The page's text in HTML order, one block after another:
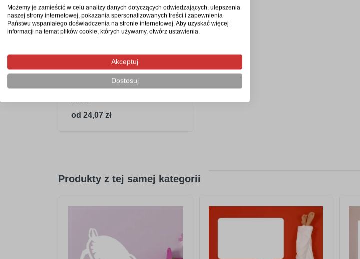
Tablica suchościeralna 035
od 24,07 zł
Produkty z tej samej kategorii
Możemy je zamieścić w celu analizy danych dotyczących odwiedzających, ulepszenia
naszej strony internetowej, pokazania spersonalizowanych treści i zapewnienia
Państwu wspaniałego doświadczenia na stronie internetowej. Aby uzyskać więcej
informacji na temat plików cookie, których używamy, otwórz ustawienia.
Akceptuj
Dostosuj